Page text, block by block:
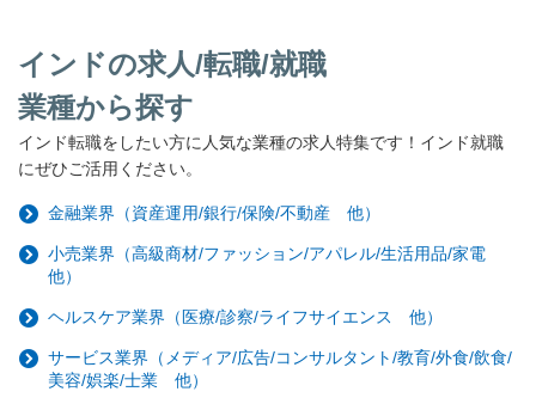
インドの求人/転職/就職
業種から探す
インド転職をしたい方に人気な業種の求人特集です！インド就職
にぜひご活用ください。
金融業界（資産運用/銀行/保険/不動産 他）
小売業界（高級商材/ファッション/アパレル/生活用品/家電
他）
ヘルスケア業界（医療/診察/ライフサイエンス 他）
サービス業界（メディア/広告/コンサルタント/教育/外食/飲食/
美容/娯楽/士業 他）